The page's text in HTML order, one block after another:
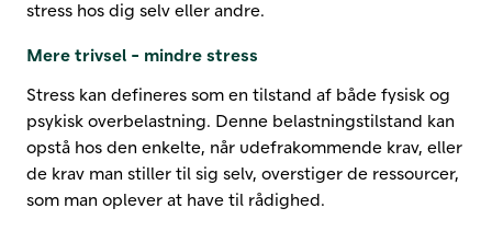
stress hos dig selv eller andre.
Mere trivsel - mindre stress
Stress kan defineres som en tilstand af både fysisk og
psykisk overbelastning. Denne belastningstilstand kan
opstå hos den enkelte, når udefrakommende krav, eller
de krav man stiller til sig selv, overstiger de ressourcer,
som man oplever at have til rådighed.